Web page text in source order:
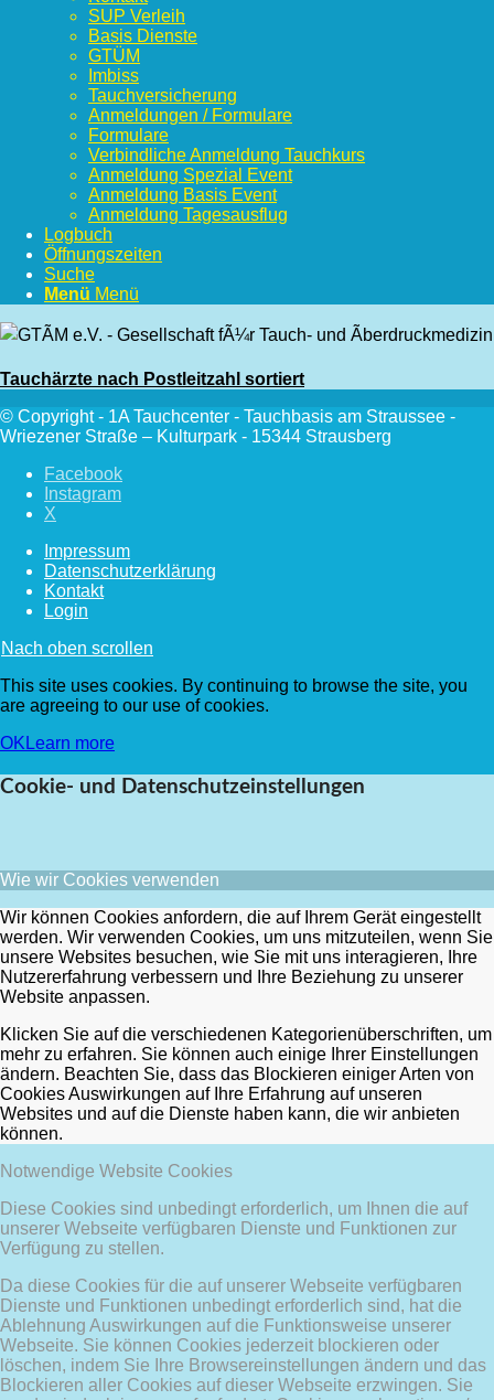
SUP Verleih
Basis Dienste
GTÜM
Imbiss
Tauchversicherung
Anmeldungen / Formulare
Formulare
Verbindliche Anmeldung Tauchkurs
Anmeldung Spezial Event
Anmeldung Basis Event
Anmeldung Tagesausflug
Logbuch
Öffnungszeiten
Suche
Menü Menü
Tauchärzte nach Postleitzahl sortiert
© Copyright - 1A Tauchcenter - Tauchbasis am Straussee -
Wriezener Straße – Kulturpark - 15344 Strausberg
Facebook
Instagram
X
Impressum
Datenschutzerklärung
Kontakt
Login
Nach oben scrollen
This site uses cookies. By continuing to browse the site, you
are agreeing to our use of cookies.
OK Learn more
Cookie- und Datenschutzeinstellungen
Wie wir Cookies verwenden
Wir können Cookies anfordern, die auf Ihrem Gerät eingestellt
werden. Wir verwenden Cookies, um uns mitzuteilen, wenn Sie
unsere Websites besuchen, wie Sie mit uns interagieren, Ihre
Nutzererfahrung verbessern und Ihre Beziehung zu unserer
Website anpassen.
Klicken Sie auf die verschiedenen Kategorienüberschriften, um
mehr zu erfahren. Sie können auch einige Ihrer Einstellungen
ändern. Beachten Sie, dass das Blockieren einiger Arten von
Cookies Auswirkungen auf Ihre Erfahrung auf unseren
Websites und auf die Dienste haben kann, die wir anbieten
können.
Notwendige Website Cookies
Diese Cookies sind unbedingt erforderlich, um Ihnen die auf
unserer Webseite verfügbaren Dienste und Funktionen zur
Verfügung zu stellen.
Da diese Cookies für die auf unserer Webseite verfügbaren
Dienste und Funktionen unbedingt erforderlich sind, hat die
Ablehnung Auswirkungen auf die Funktionsweise unserer
Webseite. Sie können Cookies jederzeit blockieren oder
löschen, indem Sie Ihre Browsereinstellungen ändern und das
Blockieren aller Cookies auf dieser Webseite erzwingen. Sie